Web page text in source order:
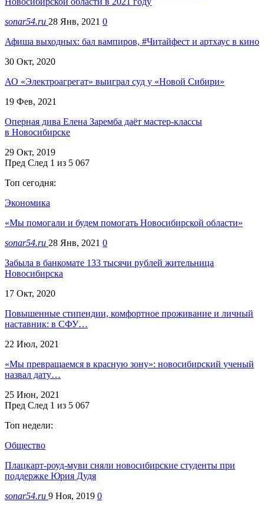
sonar54.ru 28 Янв, 2021 0
Афиша выходных: бал вампиров, #Читайфест и артхаус в кино
30 Окт, 2020
АО «Электроагрегат» выиграл суд у «Новой Сибири»
19 Фев, 2021
Оперная дива Елена Заремба даёт мастер-классы
в Новосибирске
29 Окт, 2019
Пред След 1 из 5 067
Топ сегодня:
Экономика
«Мы помогали и будем помогать Новосибирской области»
sonar54.ru 28 Янв, 2021 0
Забыла в банкомате 133 тысячи рублей жительница
Новосибирска
17 Окт, 2020
Повышенные стипендии, комфортное проживание и личный
наставник: в СФУ…
22 Июл, 2021
«Мы превращаемся в красную зону»: новосибирский ученый
назвал дату…
25 Июн, 2021
Пред След 1 из 5 067
Топ недели:
Общество
Плацкарт-роуд-муви сняли новосибирские студенты при
поддержке Юрия Дудя
sonar54.ru 9 Ноя, 2019 0